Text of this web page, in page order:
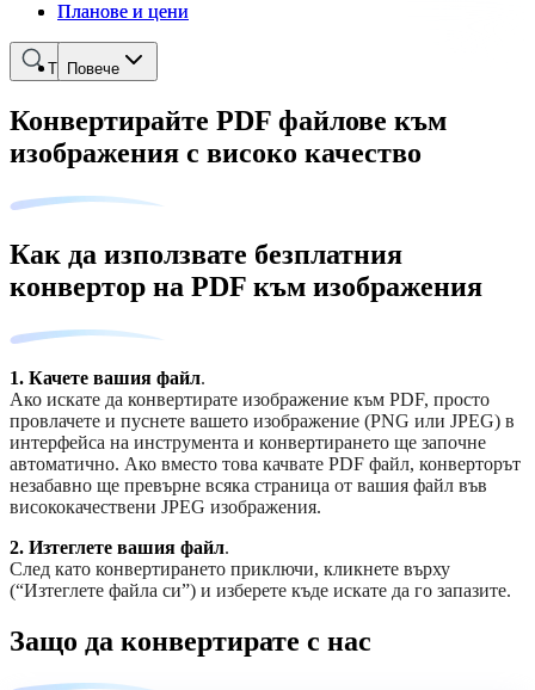
Планове и цени
Повече
Планове и цени
Търсене
Конвертирайте PDF файлове към
изображения с високо качество
Как да използвате безплатния
конвертор на PDF към изображения
1. Качете вашия файл.
Ако искате да конвертирате изображение към PDF, просто
провлачете и пуснете вашето изображение (PNG или JPEG) в
интерфейса на инструмента и конвертирането ще започне
автоматично. Ако вместо това качвате PDF файл, конверторът
незабавно ще превърне всяка страница от вашия файл във
висококачествени JPEG изображения.
2. Изтеглете вашия файл.
След като конвертирането приключи, кликнете върху
(“Изтеглете файла си”) и изберете къде искате да го запазите.
Защо да конвертирате с нас